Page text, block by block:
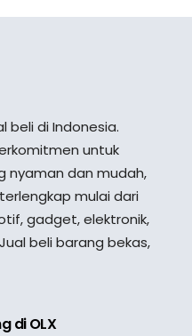
beli di Indonesia.
untuk
nyaman dan mudah,
mulai dari
gadget, elektronik,
beli barang bekas,
di OLX